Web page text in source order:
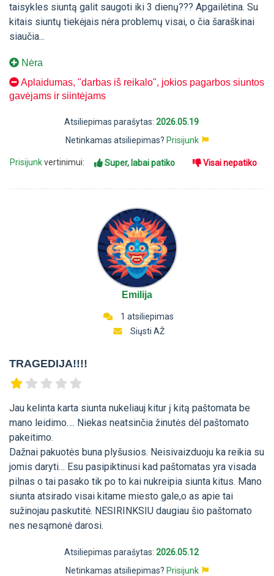
taisykles siuntą galit saugoti iki 3 dienų??? Apgailėtina. Su
kitais siuntų tiekėjais nėra problemų visai, o čia šaraškinai
siaučia...
Nėra
Aplaidumas, "darbas iš reikalo", jokios pagarbos siuntos
gavėjams ir siintėjams
Atsiliepimas parašytas: 2026.05.19
Netinkamas atsiliepimas? Prisijunk
Prisijunkvertinimui: Super, labai patiko Visai nepatiko
Emilija
1 atsiliepimas
Siųsti AŽ
TRAGEDIJA!!!!
Jau kelinta karta siunta nukeliauj kitur į kitą paštomata be
mano leidimo…. Niekas neatsinčia žinutės dėl paštomato
pakeitimo.
Dažnai pakuotės buna plyšusios. Neisivaizduoju ka reikia su
jomis daryti… Esu pasipiktinusi kad paštomatas yra visada
pilnas o tai pasako tik po to kai nukreipia siunta kitus. Mano
siunta atsirado visai kitame miesto gale,o as apie tai
sužinojau paskutitė. NESIRINKSIU daugiau šio paštomato
nes nesąmonė darosi.
Atsiliepimas parašytas: 2026.05.12
Netinkamas atsiliepimas? Prisijunk